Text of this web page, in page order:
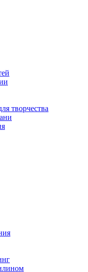
творчества